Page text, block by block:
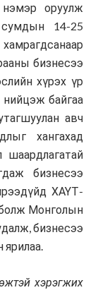
оруулж
сумдын 14-25
бизнесээ
хүрэх үр
байгаа
авч
хангахад
бизнесээ
ХАҮТ-
Монголын
бизнесээ
хэрэгжих